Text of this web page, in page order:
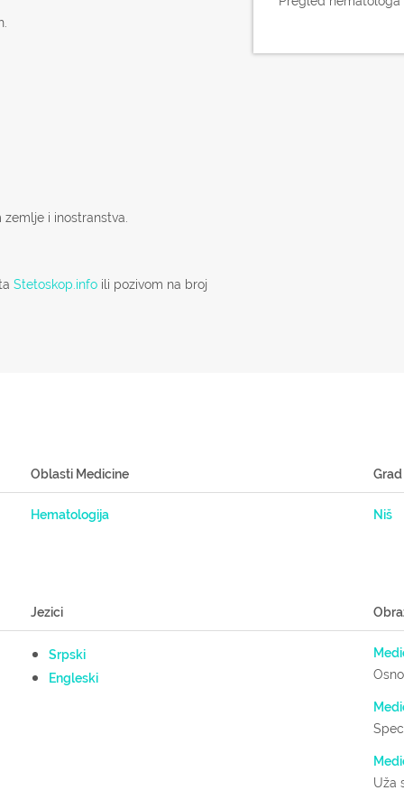
i inostranstva.
Stetoskop.info ili pozivom na broj
Oblasti Medicine
Hematologija
Grad
Niš
Jezici
Srpski
Engleski
Uža